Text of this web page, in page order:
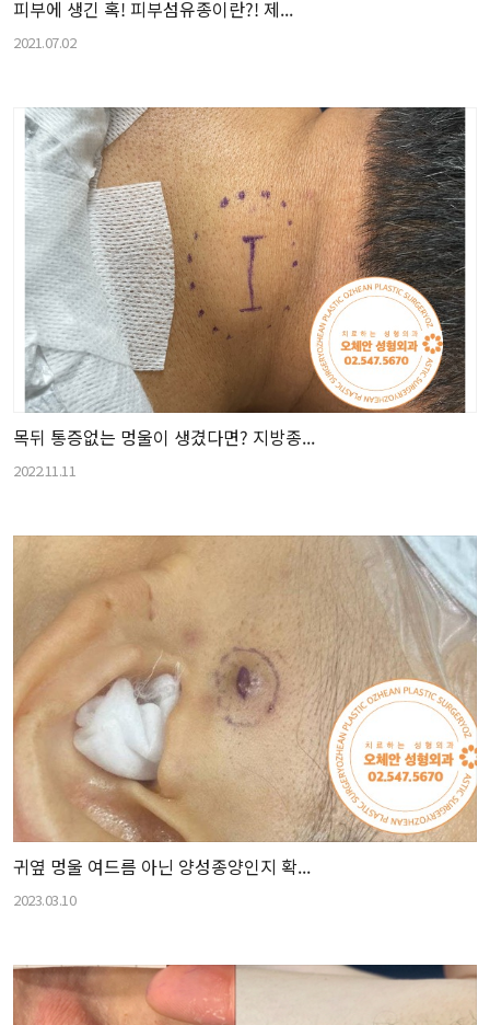
피부에 생긴 혹! 피부섬유종이란?! 제...
2021.07.02
목뒤 통증없는 멍울이 생겼다면? 지방종...
2022.11.11
귀옆 멍울 여드름 아닌 양성종양인지 확...
2023.03.10